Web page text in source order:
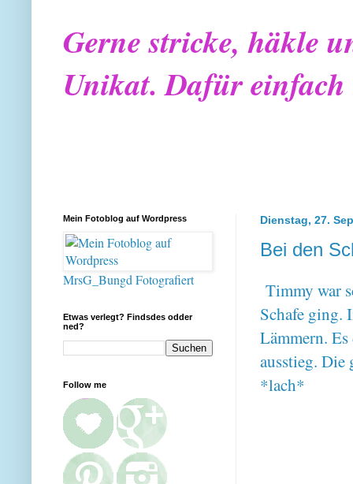
Gerne stricke, häkle
Unikat. Dafür
Dienstag, 27.
Bei den
Timmy war
Schafe ging.
Lämmern.
ausstieg. Die
*lach*
Mein Fotoblog auf Wordpress
MrsG_Bungd Fotografiert
Etwas verlegt? Findsdes odder
ned?
Follow me